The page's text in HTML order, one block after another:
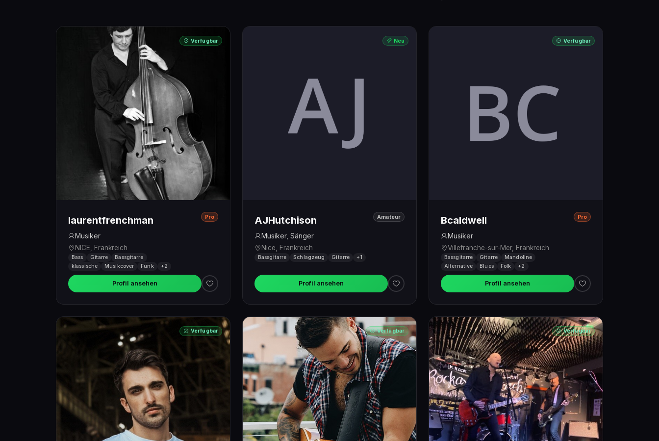
Verfügbar
laurentfrenchman
Musiker
NICE, Frankreich
Pro
Bass Gitarre
Bassgitarre
klassische
Musikcover Funk +2
Profil ansehen
Neu
AJHutchison
Musiker, Sänger
Nice, Frankreich
Amateur
Bassgitarre Schlagzeug Gitarre +1
Profil ansehen
Verfügbar
Bcaldwell
Musiker
Villefranche-sur-Mer, Frankreich
Pro
Bassgitarre Gitarre
Mandoline
Alternative
Blues Folk +2
Profil ansehen
Verfügbar Verfügbar Verfügbar